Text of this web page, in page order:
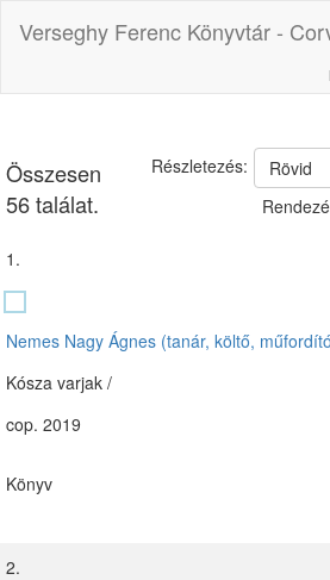
Verseghy Ferenc Könyvtár -
Összesen
56 találat.
Rövid
Részletezés:
1.
Nemes Nagy Ágnes (tanár, költő,
Kósza varjak /
cop. 2019
Könyv
2.